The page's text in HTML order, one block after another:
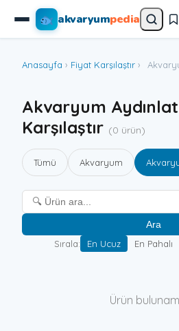
akvaryumpedia
Anasayfa › Fiyat Karşılaştır ›
Akvaryum
Karşılaştır (0 ürün)
Tümü Akvaryum
Ara
Sırala:
En Ucuz En Pahalı
Ürün